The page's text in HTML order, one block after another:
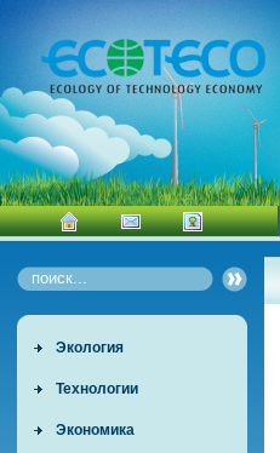
Экология
Технологии
Экономика